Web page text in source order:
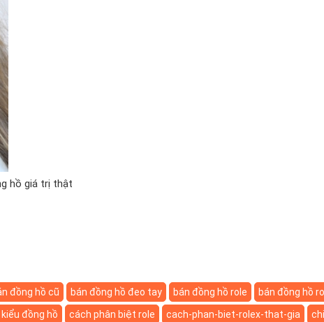
hồ giá trị thật
đồng hồ cũ bán đồng hồ đeo tay bán đồng hồ role
bán đồng hồ
đồng hồ cách phân biệt role cach-phan-biet-rolex-that-gia